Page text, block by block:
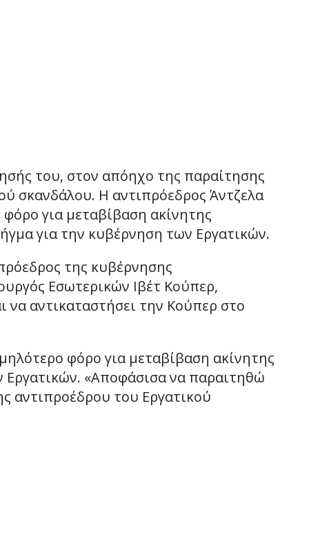
του, στον απόηχο της παραίτησης
σκανδάλου. Η αντιπρόεδρος Άντζελα
για μεταβίβαση ακίνητης
για την κυβέρνηση των Εργατικών.
της κυβέρνησης
Εσωτερικών Ιβέτ Κούπερ,
αντικαταστήσει την Κούπερ στο
φόρο για μεταβίβαση ακίνητης
Εργατικών. «Αποφάσισα να παραιτηθώ
αντιπροέδρου του Εργατικού